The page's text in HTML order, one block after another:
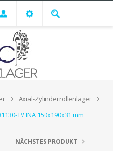
Axial-Zylinderrollenlager
TV INA 150x190x31 mm
NÄCHSTES PRODUKT